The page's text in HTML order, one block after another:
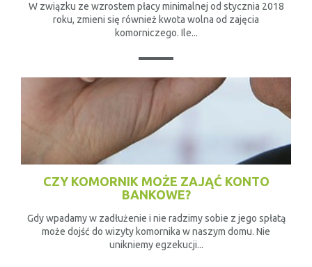
W związku ze wzrostem płacy minimalnej od stycznia 2018
roku, zmieni się również kwota wolna od zajęcia
komorniczego. Ile...
CZY KOMORNIK MOŻE ZAJĄĆ KONTO
BANKOWE?
Gdy wpadamy w zadłużenie i nie radzimy sobie z jego spłatą
może dojść do wizyty komornika w naszym domu. Nie
unikniemy egzekucji...